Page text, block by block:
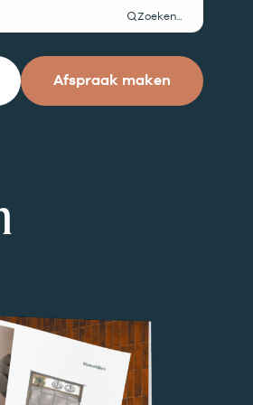
Zoeken
Afspraak maken